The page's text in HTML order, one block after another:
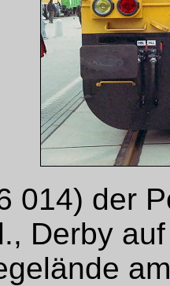
014) der
Derby